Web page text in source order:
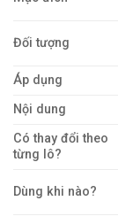
Đối tượng
Áp dụng
Nội dung
Có thay đổi theo
từng lô?
Dùng khi nào?